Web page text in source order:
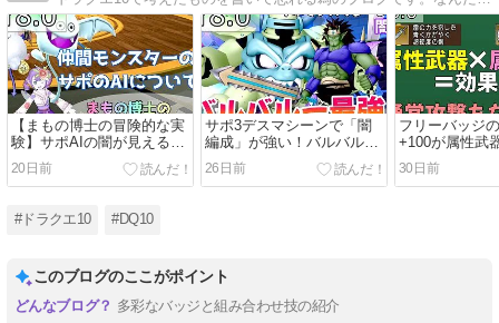
【まもの博士の冒険的な実
験】サポAIの闇が見えるコ
ンテンツだった？仲間モン
スターのDPSから見るオス
スメについて
20日前
サポ3デスマシーンで「闇
編成」が強い！バルバルー
最強の時代！
26日前
フリーバッジ
+100が属性武
で適用される
ました
30日前
#ドラクエ10 #DQ10
このブログのここがポイント
多彩なバッジと組み合わせ技の紹介